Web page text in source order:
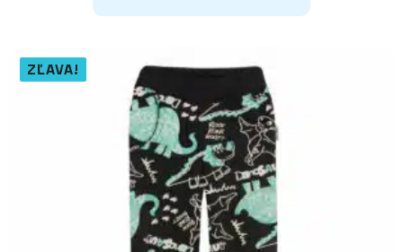
má
Možnosti
môžete
vybrať
stránke
produktu.
ZĽAVA!